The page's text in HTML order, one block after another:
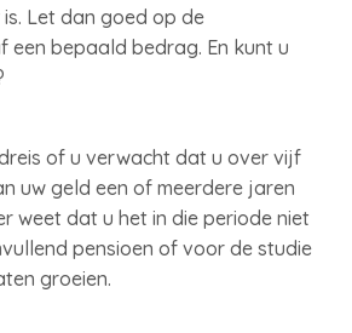
Let dan goed op de
bepaald bedrag. En kunt u
of u verwacht dat u over vijf
uw geld een of meerdere jaren
weet dat u het in die periode niet
pensioen of voor de studie
groeien.